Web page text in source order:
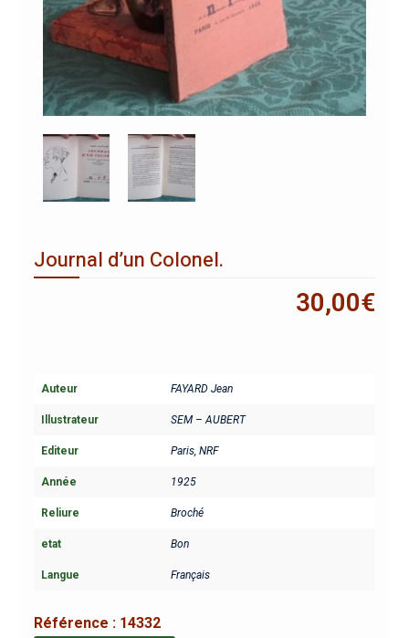
Journal d’un Colonel.
30,00€
Auteur FAYARD Jean
Illustrateur SEM – AUBERT
Editeur Paris, NRF
Année 1925
Reliure Broché
etat Bon
Langue Français
Référence : 14332